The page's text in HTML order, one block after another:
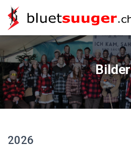
Bilder
2026